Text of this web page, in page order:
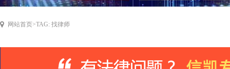
网站首页>TAG: 找律师